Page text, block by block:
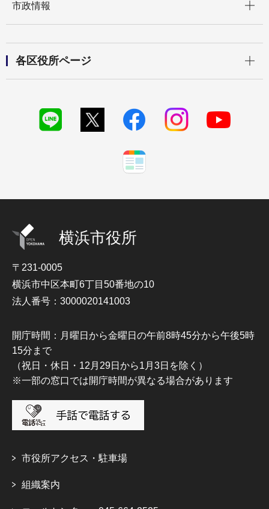
市政情報
各区役所ページ
横浜市役所
〒231-0005
横浜市中区本町6丁目50番地の10
法人番号：3000020141003
開庁時間：月曜日から金曜日の午前8時45分から午後5時
15分まで
（祝日・休日・12月29日から1月3日を除く）
※一部の窓口では開庁時間が異なる場合があります
市役所アクセス・駐車場
組織案内